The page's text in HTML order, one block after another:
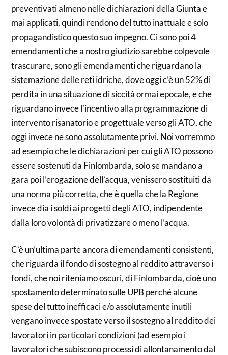
preventivati almeno nelle dichiarazioni della Giunta e
mai applicati, quindi rendono del tutto inattuale e solo
propagandistico questo suo impegno. Ci sono poi 4
emendamenti che a nostro giudizio sarebbe colpevole
trascurare, sono gli emendamenti che riguardano la
sistemazione delle reti idriche, dove oggi c’è un 52% di
perdita in una situazione di siccità ormai epocale, e che
riguardano invece l’incentivo alla programmazione di
intervento risanatorio e progettuale verso gli ATO, che
oggi invece ne sono assolutamente privi. Noi vorremmo
ad esempio che le dichiarazioni per cui gli ATO possono
essere sostenuti da Finlombarda, solo se mandano a
gara poi l’erogazione dell’acqua, venissero sostituiti da
una norma più corretta, che è quella che la Regione
invece dia i soldi ai progetti degli ATO, indipendente
dalla loro volontà di privatizzare o meno l’acqua.
C’è un’ultima parte ancora di emendamenti consistenti,
che riguarda il fondo di sostegno al reddito attraverso i
fondi, che noi riteniamo oscuri, di Finlombarda, cioè uno
spostamento determinato sulle UPB perché alcune
spese del tutto inefficaci e/o assolutamente inutili
vengano invece spostate verso il sostegno al reddito dei
lavoratori in particolari condizioni (ad esempio i
lavoratori che subiscono processi di allontanamento dal